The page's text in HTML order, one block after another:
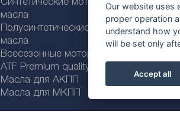
Our website uses
proper operation
understand how
will be set only
Accept all
Синтетические моторные
масла
Полусинтетические моторные
масла
Bсесезонные моторные масла
ATF Premium quality line
Масла для АКПП
Масла для МКПП